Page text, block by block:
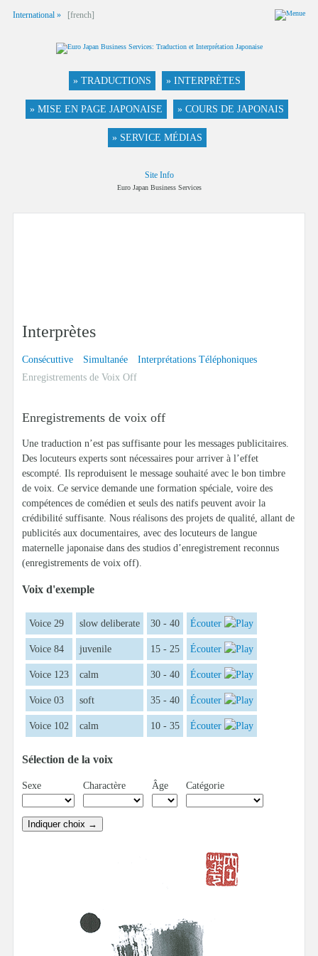
International » [french]
» TRADUCTIONS » INTERPRÈTES
» MISE EN PAGE JAPONAISE » COURS DE JAPONAIS
» SERVICE MÉDIAS
Site Info
Euro Japan Business Services
Interprètes
Consécuttive Simultanée
Interprétations Téléphoniques
Enregistrements de Voix Off
Enregistrements de voix off
Une traduction n’est pas suffisante pour les messages publicitaires.
Des locuteurs experts sont nécessaires pour arriver à l’effet
escompté. Ils reproduisent le message souhaité avec le bon timbre
de voix. Ce service demande une formation spéciale, voire des
compétences de comédien et seuls des natifs peuvent avoir la
crédibilité suffisante. Nous réalisons des projets de qualité, allant de
publicités aux documentaires, avec des locuteurs de langue
maternelle japonaise dans des studios d’enregistrement reconnus
(enregistrements de voix off).
Voix d'exemple
Voice 29 slow deliberate 30 - 40 Écouter
Voice 84 juvenile 15 - 25 Écouter
Voice 123 calm 30 - 40 Écouter
Voice 03 soft 35 - 40 Écouter
Voice 102 calm 10 - 35 Écouter
Sélection de la voix
Sexe Charactère Âge Catégorie